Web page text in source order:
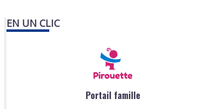
EN UN CLIC
Portail famille